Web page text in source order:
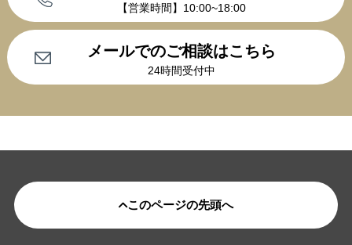
【営業時間】10:00~18:00
メールでのご相談はこちら
24時間受付中
このページの先頭へ